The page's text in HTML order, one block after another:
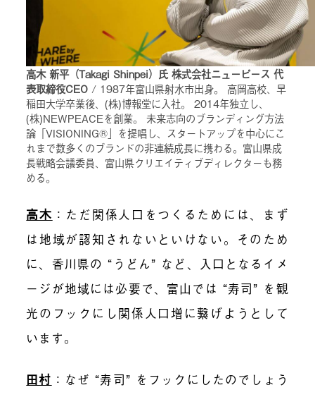
高木 新平（Takagi Shinpei）氏 株式会社ニューピース 代
表取締役CEO / 1987年富山県射水市出身。 高岡高校、早
稲田大学卒業後、(株)博報堂に入社。 2014年独立し、
(株)NEWPEACEを創業。 未来志向のブランディング方法
論「VISIONING®」を提唱し、スタートアップを中心にこ
れまで数多くのブランドの非連続成長に携わる。富山県成
長戦略会議委員、富山県クリエイティブディレクターも務
める。
高木 ： ただ関係人口をつくるためには、まず
は地域が認知されないといけない。そのため
に、香川県の “うどん” など、入口となるイメ
ージが地域には必要で、富山では “寿司” を観
光のフックにし関係人口増に繋げようとして
います。
田村 ： なぜ “寿司” をフックにしたのでしょう